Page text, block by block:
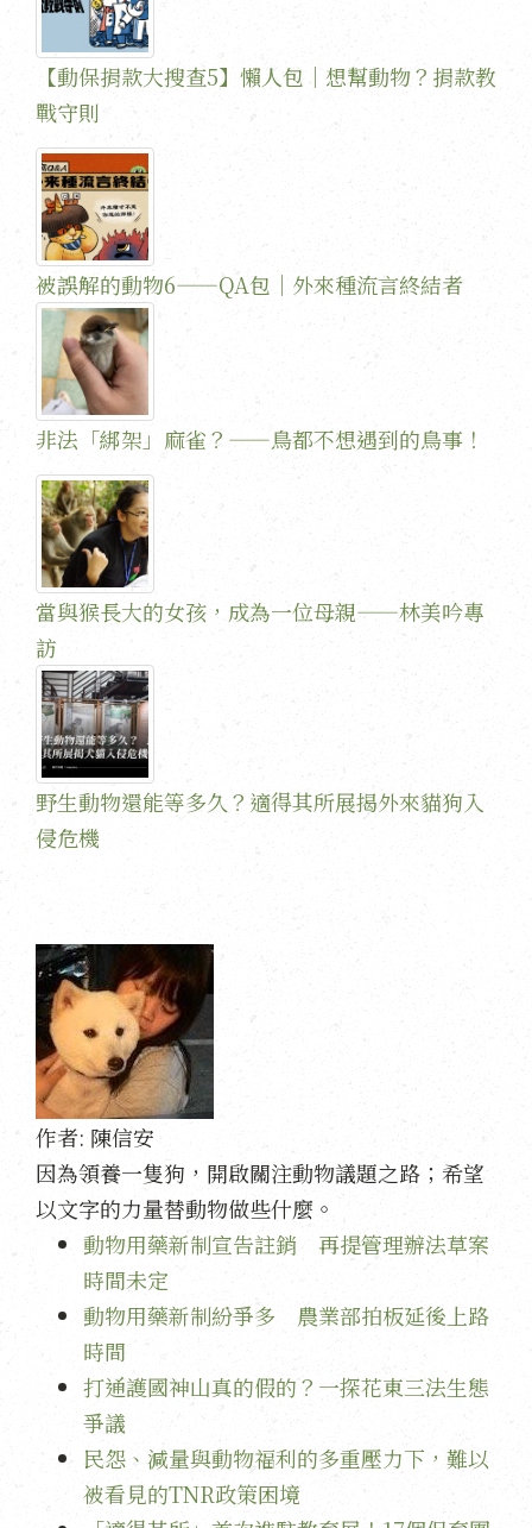
【動保捐款大搜查5】懶人包｜想幫動物？捐款教
戰守則
被誤解的動物6——QA包｜外來種流言終結者
非法「綁架」麻雀？——鳥都不想遇到的鳥事！
當與猴長大的女孩，成為一位母親——林美吟專
訪
野生動物還能等多久？適得其所展揭外來貓狗入
侵危機
作者: 陳信安
因為領養一隻狗，開啟關注動物議題之路；希望
以文字的力量替動物做些什麼。
動物用藥新制宣告註銷 再提管理辦法草案
時間未定
動物用藥新制紛爭多 農業部拍板延後上路
時間
打通護國神山真的假的？一探花東三法生態
爭議
民怨、減量與動物福利的多重壓力下，難以
被看見的TNR政策困境